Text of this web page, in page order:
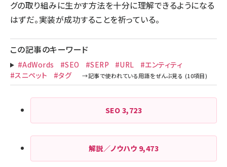
グの取り組みに生かす方法を十分に理解できるようになる
はずだ。実装が成功することを祈っている。
この記事のキーワード
#AdWords #SEO #SERP #URL
#エンティティ
#スニペット
#タグ
SEO 3,723
解説／ノウハウ 9,473